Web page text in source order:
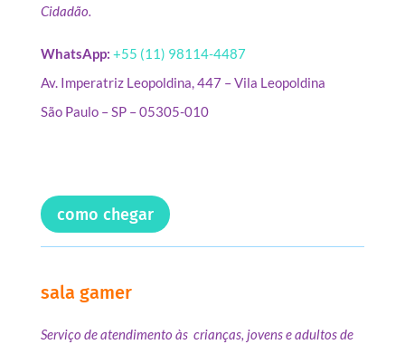
Cidadão.
WhatsApp: +55 (11) 98114-4487
Av. Imperatriz Leopoldina, 447 – Vila Leopoldina
São Paulo – SP – 05305-010
como chegar
sala gamer
Serviço de atendimento às crianças, jovens e adultos de